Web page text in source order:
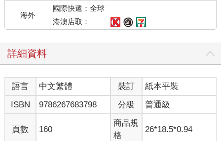
海外
國際快遞：全球
港澳店取：
詳細資料
語言 中文繁體 裝訂
紙本平裝
ISBN
9786267683798 分級 普通級
頁數 160
商品規
格
26*18.5*0.94